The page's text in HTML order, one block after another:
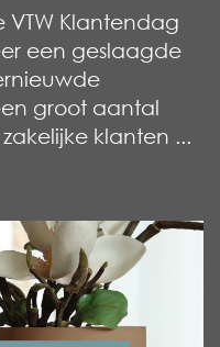
Klantendag
een geslaagde
groot aantal
klanten ...